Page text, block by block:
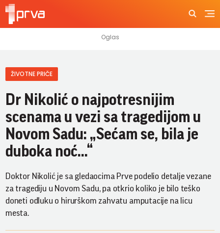
ŽIVOTNE PRIČE
Dr Nikolić o najpotresnijim
scenama u vezi sa tragedijom u
Novom Sadu: „Sećam se, bila je
duboka noć...“
Doktor Nikolić je sa gledaocima Prve podelio detalje vezane
za tragediju u Novom Sadu, pa otkrio koliko je bilo teško
doneti odluku o hirurškom zahvatu amputacije na licu
mesta.